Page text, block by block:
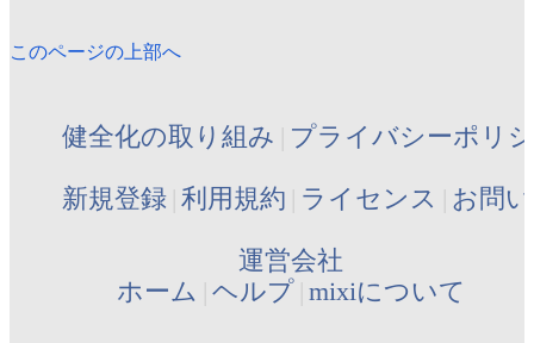
このページの上部へ
健全化の取り組み プライバシーポリ
新規登録 利用規約 ライセンス お問
運営会社
ホーム ヘルプ mixiについて